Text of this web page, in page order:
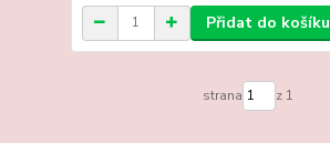
Přidat do košíku
strana z 1